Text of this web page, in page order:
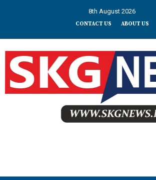
8th August 2026
CONTACT US ABOUT US